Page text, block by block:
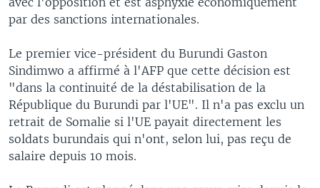
par des sanctions internationales.
Le premier vice-président du Burundi Gaston
Sindimwo a affirmé à l'AFP que cette décision est
"dans la continuité de la déstabilisation de la
République du Burundi par l'UE". Il n'a pas exclu un
retrait de Somalie si l'UE payait directement les
soldats burundais qui n'ont, selon lui, pas reçu de
salaire depuis 10 mois.